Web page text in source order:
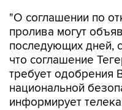
"О соглашении по
пролива могут
последующих дней,
что соглашение
требует одобрения
национальной
информирует